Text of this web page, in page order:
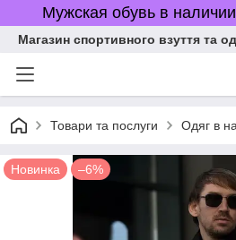
Мужская обувь в
Магазин спортивного взуття та
Товари та послуги Одяг в
Новинка –6%